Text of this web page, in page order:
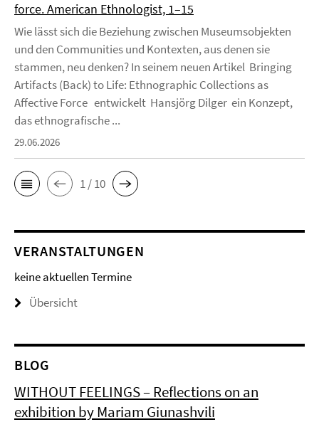
force. American Ethnologist, 1–15
Wie lässt sich die Beziehung zwischen Museumsobjekten
und den Communities und Kontexten, aus denen sie
stammen, neu denken? In seinem neuen Artikel Bringing
Artifacts (Back) to Life: Ethnographic Collections as
Affective Force entwickelt Hansjörg Dilger ein Konzept,
das ethnografische ...
29.06.2026
1 / 10
VERANSTALTUNGEN
keine aktuellen Termine
Übersicht
BLOG
WITHOUT FEELINGS – Reflections on an
exhibition by Mariam Giunashvili